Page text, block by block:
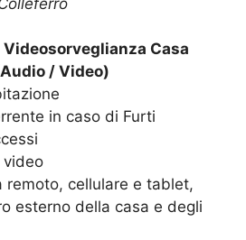
Casa
/ Video)
in caso di Furti
video
remoto, cellulare e tablet,
esterno della casa e degli